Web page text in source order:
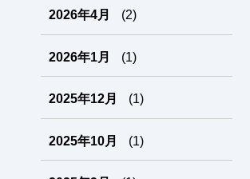
2026年4月 (2)
2026年1月 (1)
2025年12月 (1)
2025年10月 (1)